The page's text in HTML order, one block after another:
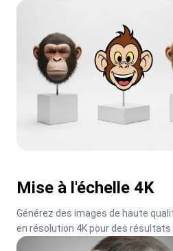
Mise à l'échelle 4K
Générez des images de haute
en résolution 4K pour des résultats